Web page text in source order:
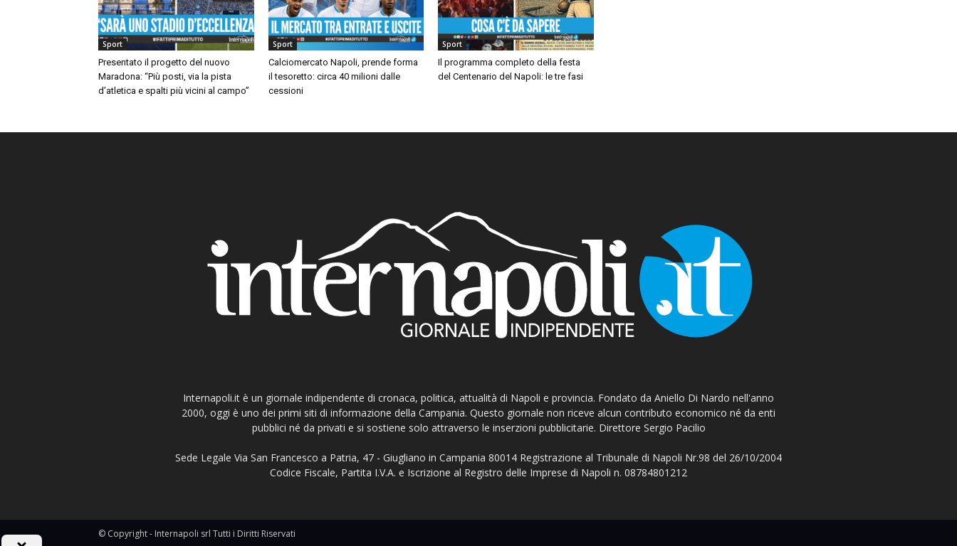
Sport
Presentato il progetto del nuovo
Maradona: “Più posti, via la pista
d’atletica e spalti più vicini al campo”
Sport
Calciomercato Napoli, prende forma
il tesoretto: circa 40 milioni dalle
cessioni
Sport
Il programma completo della festa
del Centenario del Napoli: le tre fasi
Internapoli.it è un giornale indipendente di cronaca, politica, attualità di Napoli e provincia. Fondato da Aniello Di Nardo nell'anno
2000, oggi è uno dei primi siti di informazione della Campania. Questo giornale non riceve alcun contributo economico né da enti
pubblici né da privati e si sostiene solo attraverso le inserzioni pubblicitarie. Direttore Sergio Pacilio
Sede Legale Via San Francesco a Patria, 47 - Giugliano in Campania 80014 Registrazione al Tribunale di Napoli Nr.98 del 26/10/2004
Codice Fiscale, Partita I.V.A. e Iscrizione al Registro delle Imprese di Napoli n. 08784801212
© Copyright - Internapoli srl Tutti i Diritti Riservati